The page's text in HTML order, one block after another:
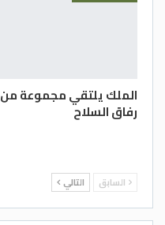
الملك يلتقي مجموعة من
رفاق السلاح
السابق التالي